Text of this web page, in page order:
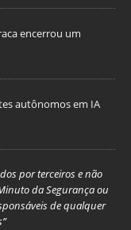
encerrou um
autônomos em IA
por terceiros e não
da Segurança ou
de qualquer